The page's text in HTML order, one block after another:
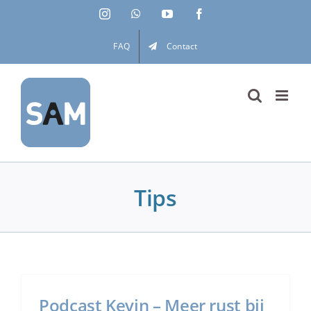
InstagramWhatsAppYouTube
FAQ Contact
Tips
Podcast Kevin – Meer rust bij